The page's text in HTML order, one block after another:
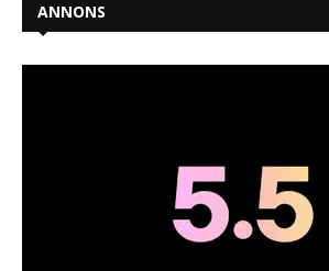
ANNONS